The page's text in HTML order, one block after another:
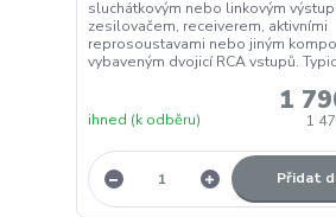
sluchátkovým nebo linkovým
zesilovačem, receiverem, aktivními
reprosoustavami nebo jiným
vybaveným dvojicí RCA vstupů.
1
1
ihned (k odběru)
Přidat